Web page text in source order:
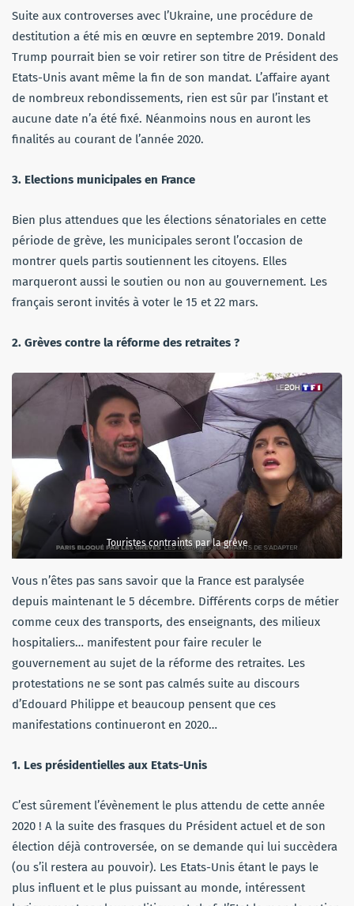
Suite aux controverses avec l’Ukraine, une procédure de
destitution a été mis en œuvre en septembre 2019. Donald
Trump pourrait bien se voir retirer son titre de Président des
Etats-Unis avant même la fin de son mandat. L’affaire ayant
de nombreux rebondissements, rien est sûr par l’instant et
aucune date n’a été fixé. Néanmoins nous en auront les
finalités au courant de l’année 2020.
3. Elections municipales en France
Bien plus attendues que les élections sénatoriales en cette
période de grève, les municipales seront l’occasion de
montrer quels partis soutiennent les citoyens. Elles
marqueront aussi le soutien ou non au gouvernement. Les
français seront invités à voter le 15 et 22 mars.
2. Grèves contre la réforme des retraites ?
Touristes contraints par la grève
Vous n’êtes pas sans savoir que la France est paralysée
depuis maintenant le 5 décembre. Différents corps de métier
comme ceux des transports, des enseignants, des milieux
hospitaliers… manifestent pour faire reculer le
gouvernement au sujet de la réforme des retraites. Les
protestations ne se sont pas calmés suite au discours
d’Edouard Philippe et beaucoup pensent que ces
manifestations continueront en 2020…
1. Les présidentielles aux Etats-Unis
C’est sûrement l’évènement le plus attendu de cette année
2020 ! A la suite des frasques du Président actuel et de son
élection déjà controversée, on se demande qui lui succèdera
(ou s’il restera au pouvoir). Les Etats-Unis étant le pays le
plus influent et le plus puissant au monde, intéressent